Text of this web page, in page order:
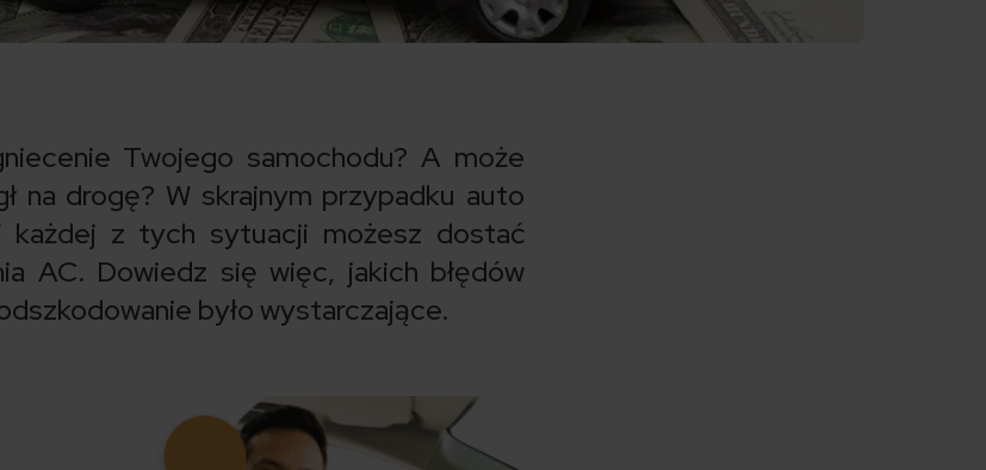
Twojego samochodu? A może
na drogę? W skrajnym przypadku auto
każdej z tych sytuacji możesz dostać
AC. Dowiedz się więc, jakich błędów
było wystarczające.